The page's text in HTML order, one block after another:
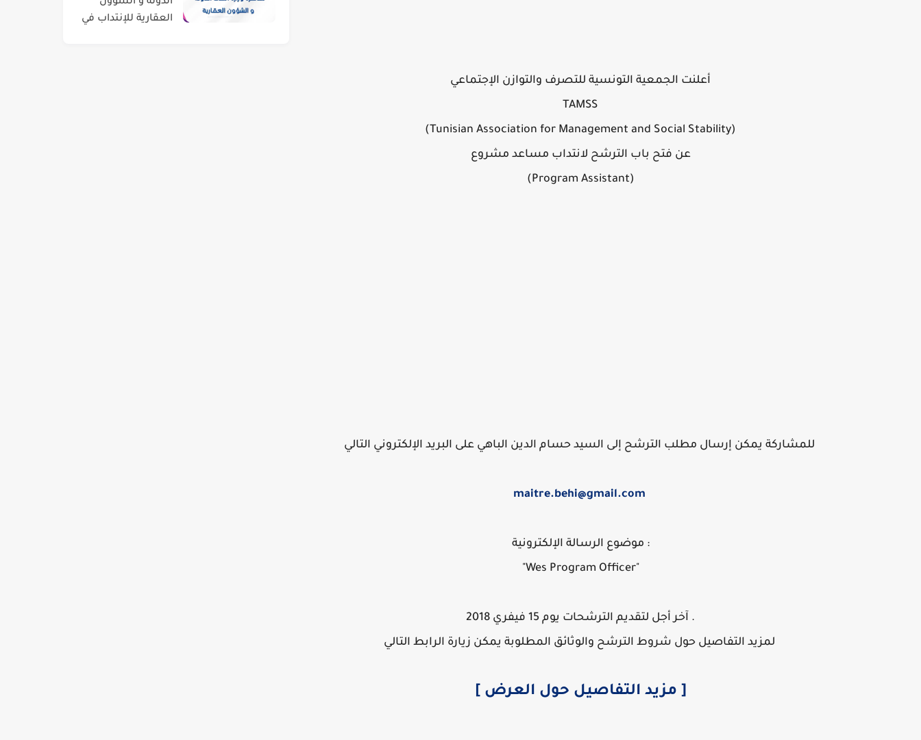
أعلنت الجمعية التونسية للتصرف والتوازن الإجتماعي
(Tunisian Association for Management and Social Stability)
عن فتح باب الترشح لانتداب مساعد مشروع
(Program Assistant)
للمشاركة يمكن إرسال مطلب الترشح إلى السيد حسام الدين الباهي على البريد الإلكتروني التالي
maitre.behi@gmail.com
: موضوع الرسالة الإلكترونية
"Wes Program Officer"
. آخر أجل لتقديم الترشحات يوم 15 فيفري 2018
لمزيد التفاصيل حول شروط الترشح والوثائق المطلوبة يمكن زيارة الرابط التالي
[ مزيد التفاصيل حول العرض ]
العقارية للإنتداب في